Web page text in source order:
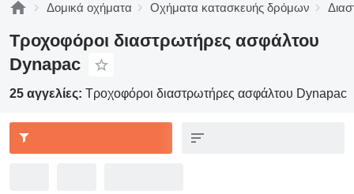
Δομικά οχήματα Οχήματα κατασκευής δρόμων
Τροχοφόροι διαστρωτήρες ασφάλτου
Dynapac
25 αγγελίες: Τροχοφόροι διαστρωτήρες ασφάλτου Dynapac